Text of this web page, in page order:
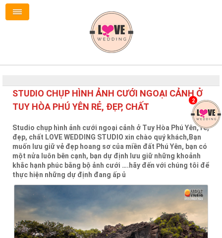
STUDIO CHỤP HÌNH ẢNH CƯỚI NGOẠI CẢNH Ở
TUY HÒA PHÚ YÊN RẺ, ĐẸP, CHẤT
Studio chụp hình ảnh cưới ngoại cảnh ở Tuy Hòa Phú Yên, rẻ,
đẹp, chất LOVE WEDDING STUDIO xin chào quý khách,Bạn
muốn lưu giữ vẻ đẹp hoang sơ của miền đất Phú Yên, bạn có
một nửa luôn bên cạnh, bạn dự định lưu giữ những khoảnh
khắc hạnh phúc bằng bộ ảnh cưới ….hãy đến với chúng tôi để
thực hiện những dự định đang ấp ủ
2